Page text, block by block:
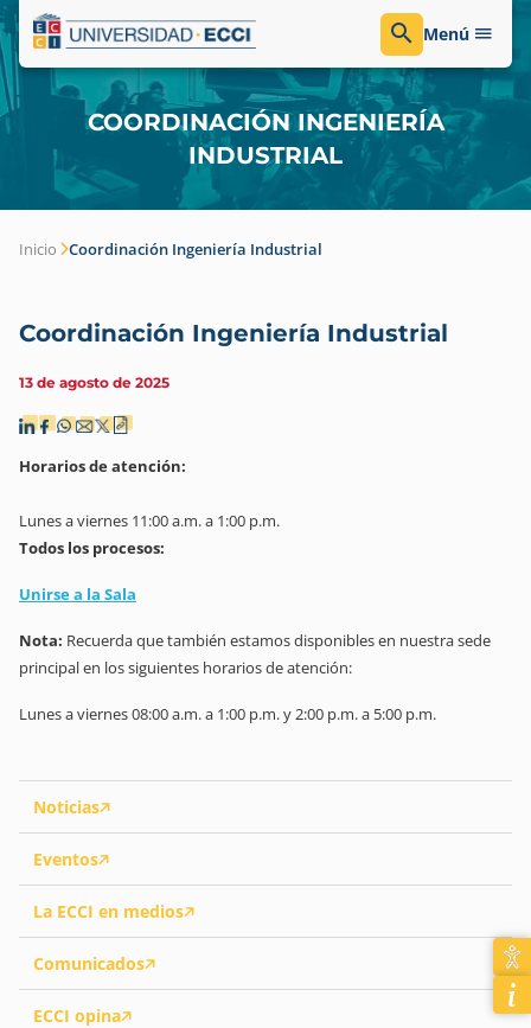
Menú
COORDINACIÓN INGENIERÍA
INDUSTRIAL
Inicio Coordinación Ingeniería Industrial
Noticias
Eventos
La ECCI en medios
Comunicados
ECCI opina
Coordinación Ingeniería Industrial
13 de agosto de 2025
Horarios de atención:
Lunes a viernes 11:00 a.m. a 1:00 p.m.
Todos los procesos:
Unirse a la Sala
Nota: Recuerda que también estamos disponibles en nuestra sede
principal en los siguientes horarios de atención:
Lunes a viernes 08:00 a.m. a 1:00 p.m. y 2:00 p.m. a 5:00 p.m.